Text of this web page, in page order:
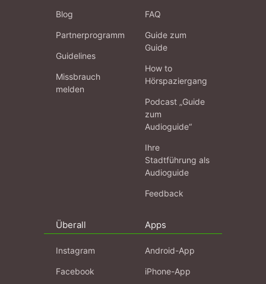
Blog
Partnerprogramm
Guidelines
Missbrauch
melden
FAQ
Guide zum
Guide
How to
Hörspaziergang
Podcast „Guide
zum
Audioguide“
Ihre
Stadtführung als
Audioguide
Feedback
Überall
Instagram
Facebook
Apps
Android-App
iPhone-App